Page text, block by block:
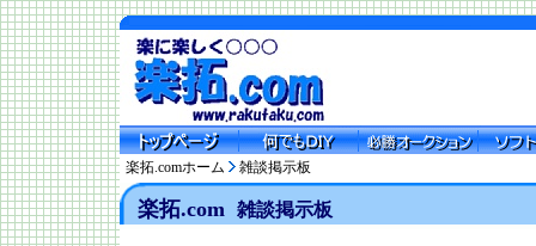
楽拓.comホーム 雑談掲示板
楽拓.com 雑談掲示板